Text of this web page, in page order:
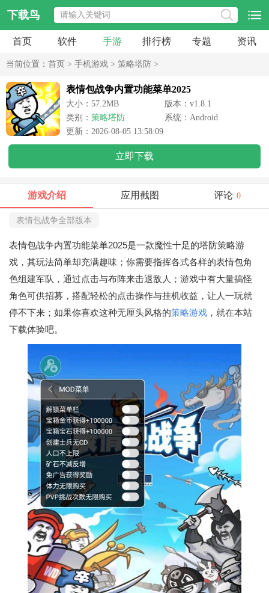
下载鸟
首页 软件 手游 排行榜 专题 资讯
当前位置： 首页 > 手机游戏 > 策略塔防 >
表情包战争内置功能菜单2025
大小：57.2MB
版本：v1.8.1
类别： 策略塔防
系统：Android
更新：2026-08-05 13:58:09
立即下载
游戏介绍 应用截图 评论 0
表情包战争全部版本
表情包战争内置功能菜单2025是一款魔性十足的塔防策略游
戏，其玩法简单却充满趣味；你需要指挥各式各样的表情包角
色组建军队，通过点击与布阵来击退敌人；游戏中有大量搞怪
角色可供招募，搭配轻松的点击操作与挂机收益，让人一玩就
停不下来；如果你喜欢这种无厘头风格的策略游戏 ，就在本站
下载体验吧。